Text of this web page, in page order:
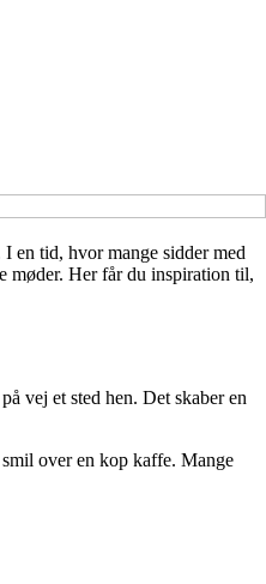
en tid, hvor mange sidder med
møder. Her får du inspiration til,
vej et sted hen. Det skaber en
over en kop kaffe. Mange